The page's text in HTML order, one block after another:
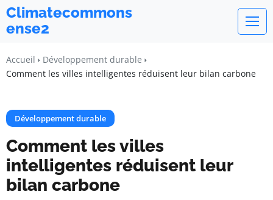
Climatecommons
ense2
Accueil
Développement durable
Comment les villes intelligentes réduisent leur bilan carbone
Développement durable
Comment les villes
intelligentes réduisent leur
bilan carbone